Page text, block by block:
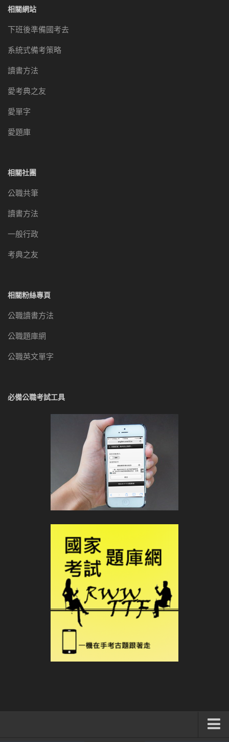
相關網站
下班後準備國考去
系統式備考策略
讀書方法
愛考典之友
愛單字
愛題庫
相關社團
公職共筆
讀書方法
一般行政
考典之友
相關粉絲專頁
公職讀書方法
公職題庫網
公職英文單字
必備公職考試工具